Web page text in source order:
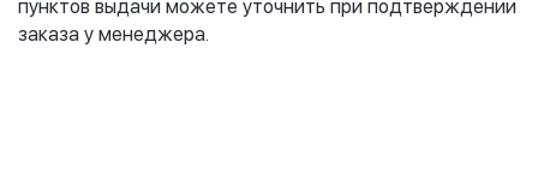
пунктов выдачи можете уточнить при подтверждении
заказа у менеджера.